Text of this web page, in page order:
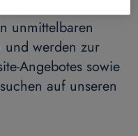
unmittelbaren
und werden zur
Angebotes sowie
auf unseren